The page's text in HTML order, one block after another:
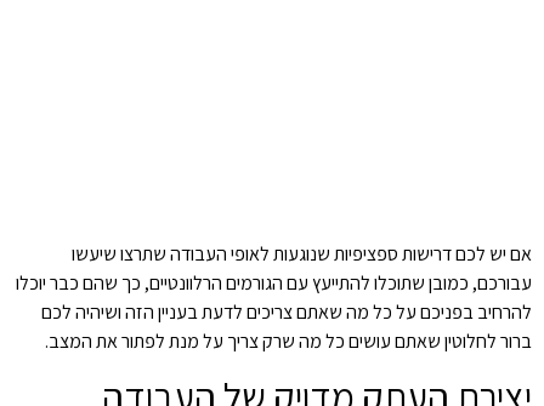
אם יש לכם דרישות ספציפיות שנוגעות לאופי העבודה שתרצו שיעשו
עבורכם, כמובן שתוכלו להתייעץ עם הגורמים הרלוונטיים, כך שהם כבר יוכלו
להרחיב בפניכם על כל מה שאתם צריכים לדעת בעניין הזה ושיהיה לכם
ברור לחלוטין שאתם עושים כל מה שרק צריך על מנת לפתור את המצב.